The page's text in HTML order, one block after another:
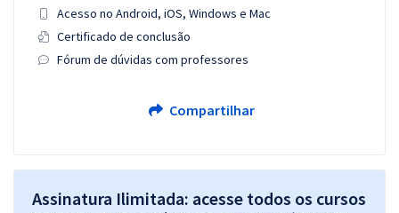
Acesso no Android, iOS, Windows e Mac
Certificado de conclusão
Fórum de dúvidas com professores
Compartilhar
Assinatura Ilimitada: acesse todos os cursos